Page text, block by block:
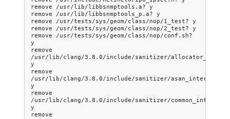
remove
/usr/lib/libbsnmptools.a? y
remove
/usr/lib/libbsnmptools_p.a? y
remove
/usr/tests/sys/geom/class/nop/1_test? y
remove
/usr/tests/sys/geom/class/nop/2_test? y
remove
/usr/tests/sys/geom/class/nop/conf.sh?
y
remove
/usr/lib/clang/3.8.0/include/sanitizer/
y
remove
/usr/lib/clang/3.8.0/include/sanitizer/
y
remove
/usr/lib/clang/3.8.0/include/sanitizer/
y
remove